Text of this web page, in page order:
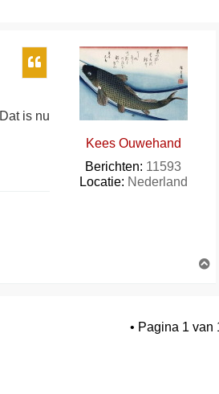
Kees Ouwehand
Berichten: 11593
Locatie: Nederland
Citeer
Dat is nu
o
g
• Pagina 1 van